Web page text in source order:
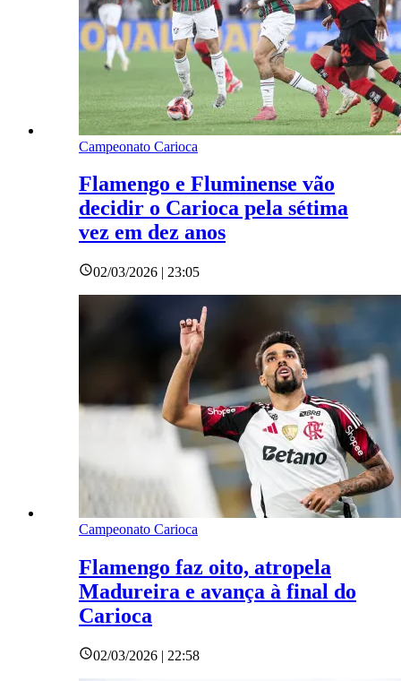
Campeonato Carioca
Flamengo e Fluminense vão
decidir o Carioca pela sétima
vez em dez anos
02/03/2026 | 23:05
Campeonato Carioca
Flamengo faz oito, atropela
Madureira e avança à final do
Carioca
02/03/2026 | 22:58